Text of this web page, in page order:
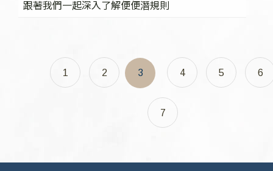
跟著我們一起深入了解便便潛規則
1 2 3 4 5 6
7